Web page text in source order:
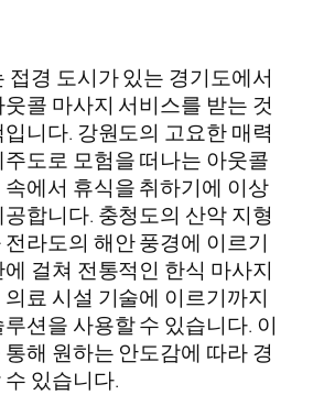
접경 도시가 있는 경기도에서
콜 마사지 서비스를 받는 것
니다. 강원도의 고요한 매력
도로 모험을 떠나는 아웃콜
에서 휴식을 취하기에 이상
합니다. 충청도의 산악 지형
라도의 해안 풍경에 이르기
걸쳐 전통적인 한식 마사지
료 시설 기술에 이르기까지
션을 사용할 수 있습니다. 이
해 원하는 안도감에 따라 경
있습니다.